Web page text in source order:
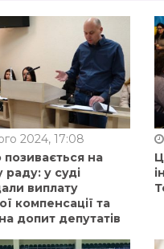
2024, 17:08
позивається на
раду: у суді
виплату
компенсації та
допит депутатів